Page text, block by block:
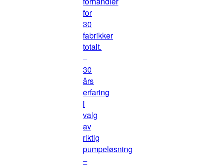
for
30
fabrikker
totalt.
–
30
års
erfaring
i
valg
av
riktig
pumpeløsning
–